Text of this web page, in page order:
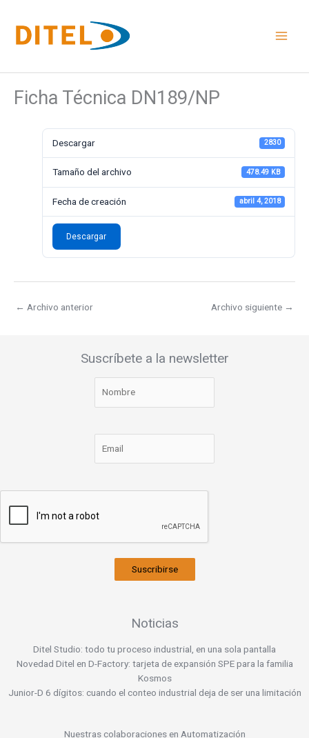
contenido
Ficha Técnica DN189/NP
Descargar 2830
Tamaño del archivo 478.49 KB
Fecha de creación abril 4, 2018
Descargar
← Archivo anterior Archivo siguiente →
Suscríbete a la newsletter
Suscribirse
Noticias
Ditel Studio: todo tu proceso industrial, en una sola pantalla
Novedad Ditel en D-Factory: tarjeta de expansión SPE para la familia
Kosmos
Junior-D 6 dígitos: cuando el conteo industrial deja de ser una limitación
Nuestras colaboraciones en Automatización